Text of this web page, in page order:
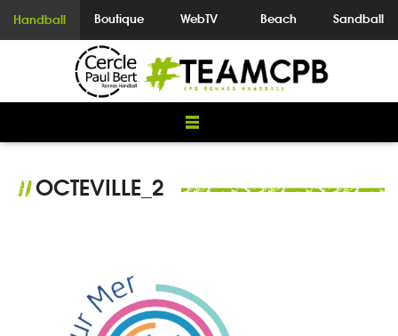
Handball Boutique WebTV Beach Sandball
//OCTEVILLE_2